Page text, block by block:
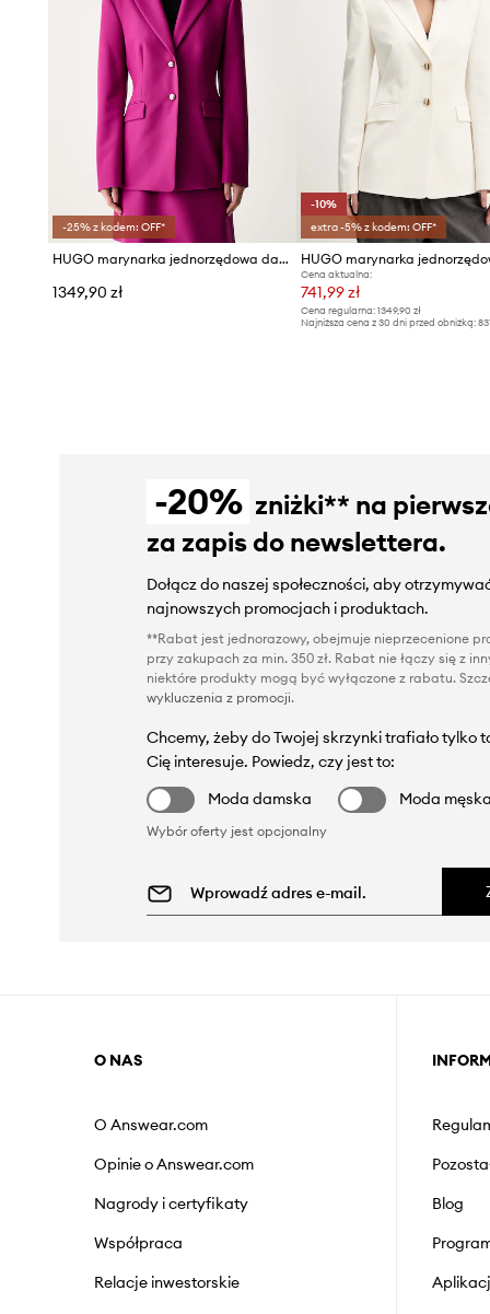
-25% z kodem: OFF*
HUGO marynarka jednorzędowa damska Asmalla
1349,90 zł
-10%
extra -5% z kodem: OFF*
Cena aktualna:
741,99 zł
Cena regularna:1349,90 zł
Najniższa cena z 30 dni przed obniżką:
-20% zniżki** na
za zapis do newslettera.
Dołącz do naszej społeczności, aby
najnowszych promocjach i produktach.
**Rabat jest jednorazowy, obejmuje nieprzecenione
przy zakupach za min. 350 zł. Rabat nie łączy się z
niektóre produkty mogą być wyłączone z rabatu.
wykluczenia z promocji.
Chcemy, żeby do Twojej skrzynki trafiało tylko
Cię interesuje. Powiedz, czy jest to:
Moda damska
Moda męska
Wybór oferty jest opcjonalny
O NAS
O Answear.com
Opinie o Answear.com
Nagrody i certyfikaty
Współpraca
Relacje inwestorskie
Blog